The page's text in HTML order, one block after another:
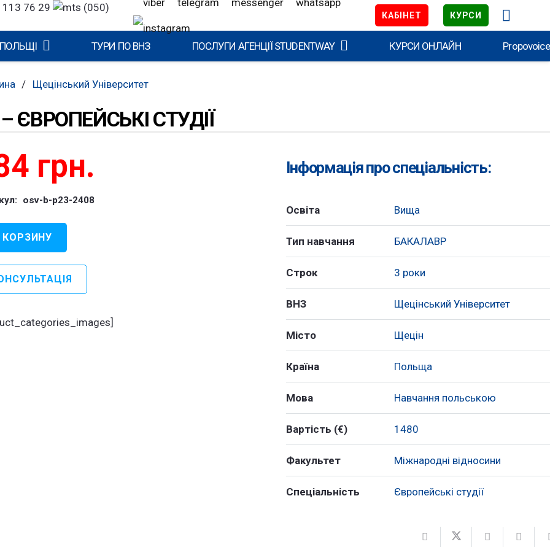
113 76 29
(050)
КАБІНЕТ КУРСИ
ТУРИ ПО ВНЗ ПОСЛУГИ АГЕНЦІЇ STUDENTWAY КУРСИ ОНЛАЙН
/ Щецінський Університет
СТУДІЇ
грн.
osv-b-p23-2408
КОРЗИНУ
Інформація про спеціальність:
Освіта Вища
Тип навчання БАКАЛАВР
Строк 3 роки
ВНЗ Щецінський Університет
Місто Щецін
Країна Польща
Мова Навчання польською
Вартість (€) 1480
Факультет Міжнародні відносини
Спеціальність Європейські студії